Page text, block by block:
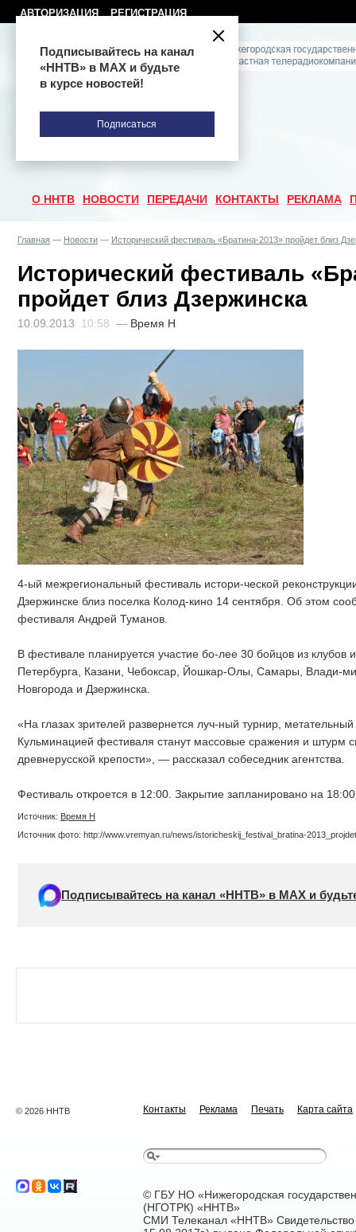
АВТОРИЗАЦИЯ РЕГИСТРАЦИЯ
О ННТВ НОВОСТИ ПЕРЕДАЧИ КОНТАКТЫ РЕКЛАМА
Главная — Новости — Исторический фестиваль «Братина-2013» пройдет близ
Исторический фестиваль
пройдет близ Дзержинска
10.09.2013 10:58 — Время Н
4-ый межрегиональный фестиваль истори-ческой
Дзержинске близ поселка Колод-кино 14 сентября. Об этом
фестиваля Андрей Туманов.
В фестивале планируется участие бо-лее 30 бойцов из клубов
Петербурга, Казани, Чебоксар, Йошкар-Олы, Самары, Влади-
Новгорода и Дзержинска.
«На глазах зрителей развернется луч-ный турнир,
Кульминацией фестиваля станут массовые сражения и штурм
древнерусской крепости», — рассказал собеседник агентства.
Фестиваль откроется в 12:00. Закрытие запланировано на
Источник: Время Н
Источник фото: http://www.vremyan.ru/news/istoricheskij_festival_bratina-
Подписывайтесь на канал «ННТВ» в МАХ и
© 2026 ННТВ Контакты Реклама Печать Карта сайта
© ГБУ НО «Нижегородская
(НГОТРК) «ННТВ»
СМИ Телеканал «ННТВ»
Подписывайтесь на канал
«ННТВ» в МАХ и будьте
в курсе новостей!
Подписаться